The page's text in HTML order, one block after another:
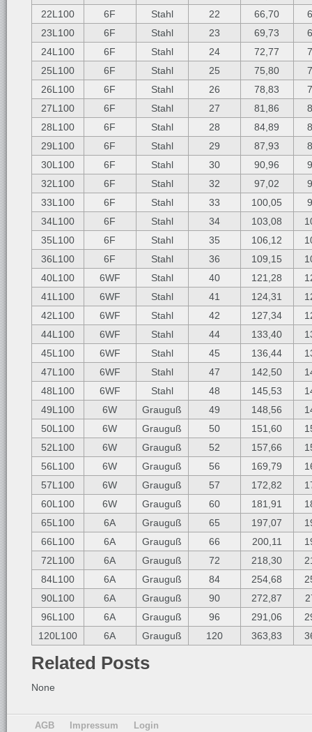
22L100
6F Stahl 22 66,70
23L100
6F Stahl 23 69,73
24L100
6F Stahl 24 72,77
25L100
6F Stahl 25 75,80
26L100
6F Stahl 26 78,83
27L100
6F Stahl 27 81,86
28L100
6F Stahl 28 84,89
29L100
6F Stahl 29 87,93
30L100
6F Stahl 30 90,96
32L100
6F Stahl 32 97,02
33L100
6F Stahl 33 100,05
34L100
6F Stahl 34 103,08
35L100
6F Stahl 35 106,12
36L100
6F Stahl 36 109,15
40L100
6WF Stahl 40 121,28
41L100
6WF Stahl 41 124,31
42L100
6WF Stahl 42 127,34
44L100
6WF Stahl 44 133,40
45L100
6WF Stahl 45 136,44
47L100
6WF Stahl 47 142,50
48L100
6WF Stahl 48 145,53
49L100
6W Grauguß 49 148,56
50L100
6W Grauguß 50 151,60
52L100
6W Grauguß 52 157,66
56L100
6W Grauguß 56 169,79
57L100
6W Grauguß 57 172,82
60L100
6W Grauguß 60 181,91
65L100
6A Grauguß 65 197,07
66L100
6A Grauguß 66 200,11
72L100
6A Grauguß 72 218,30
84L100
6A Grauguß 84 254,68
90L100
6A Grauguß 90 272,87
96L100
6A Grauguß 96 291,06
120L100
6A Grauguß 120 363,83
Related Posts
None
AGB Impressum Login